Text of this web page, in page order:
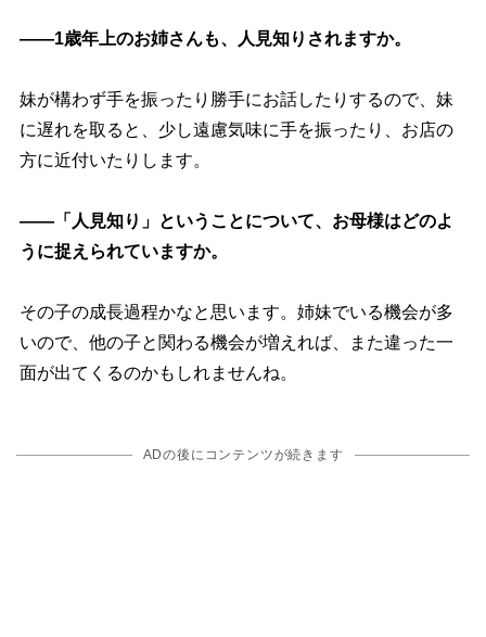
――1歳年上のお姉さんも、人見知りされますか。
妹が構わず手を振ったり勝手にお話したりするので、妹
に遅れを取ると、少し遠慮気味に手を振ったり、お店の
方に近付いたりします。
――「人見知り」ということについて、お母様はどのよ
うに捉えられていますか。
その子の成長過程かなと思います。姉妹でいる機会が多
いので、他の子と関わる機会が増えれば、また違った一
面が出てくるのかもしれませんね。
ADの後にコンテンツが続きます